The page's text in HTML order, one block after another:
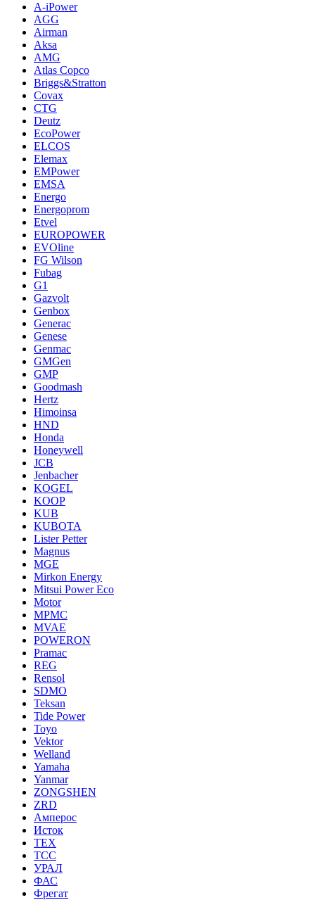
A-iPower
AGG
Airman
Aksa
AMG
Atlas Copco
Briggs&Stratton
Covax
CTG
Deutz
EcoPower
ELCOS
Elemax
EMPower
EMSA
Energo
Energoprom
Etvel
EUROPOWER
EVOline
FG Wilson
Fubag
G1
Gazvolt
Genbox
Generac
Genese
Genmac
GMGen
GMP
Goodmash
Hertz
Himoinsa
HND
Honda
Honeywell
JCB
Jenbacher
KOGEL
KOOP
KUB
KUBOTA
Lister Petter
Magnus
MGE
Mirkon Energy
Mitsui Power Eco
Motor
MPMC
MVAE
POWERON
Pramac
REG
Rensol
SDMO
Teksan
Tide Power
Toyo
Vektor
Welland
Yamaha
Yanmar
ZONGSHEN
ZRD
Амперос
Исток
ТЕХ
ТСС
УРАЛ
ФАС
Фрегат